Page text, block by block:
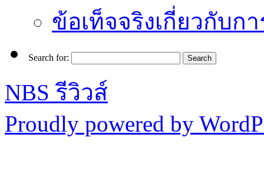
ข้อเท็จจริงเกี่ยวกับก
Search for:
NBS รีวิวส์
Proudly powered by